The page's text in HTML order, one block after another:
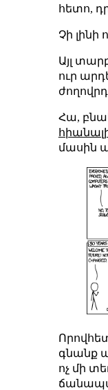
հետո,
Չի լինի
Այլ
ուր
Հա,
մասին
գնանք
ոչ մի